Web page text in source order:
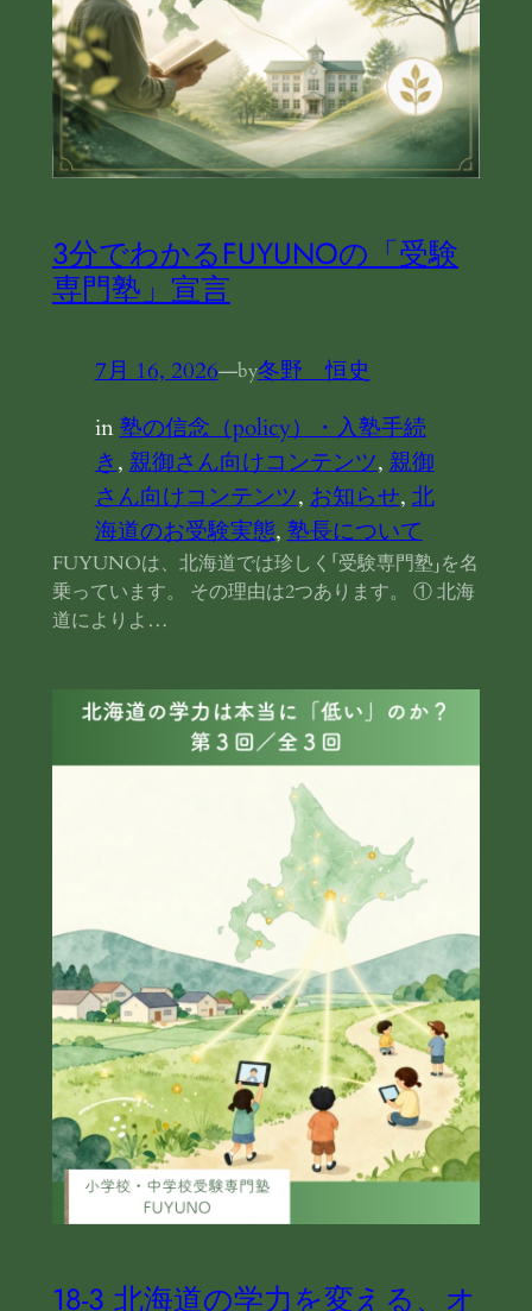
3分でわかるFUYUNOの「受験
専門塾」宣言
7月 16, 2026—by冬野 恒史
in塾の信念（policy）・入塾手続
き, 親御さん向けコンテンツ, 親御
さん向けコンテンツ, お知らせ, 北
海道のお受験実態, 塾長について
FUYUNOは、北海道では珍しく「受験専門塾」を名
乗っています。 その理由は2つあります。 ① 北海
道によりよ…
18-3 北海道の学力を変える、オ